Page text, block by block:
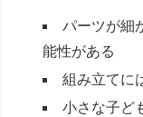
パーツが細
能性がある
組み立てに
小さな子ど